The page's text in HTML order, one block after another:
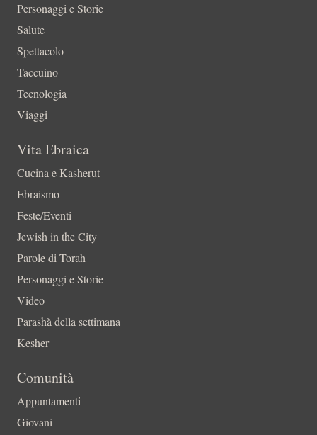
Personaggi e Storie
Salute
Spettacolo
Taccuino
Tecnologia
Viaggi
Vita Ebraica
Cucina e Kasherut
Ebraismo
Feste/Eventi
Jewish in the City
Parole di Torah
Personaggi e Storie
Video
Parashà della settimana
Kesher
Comunità
Appuntamenti
Giovani